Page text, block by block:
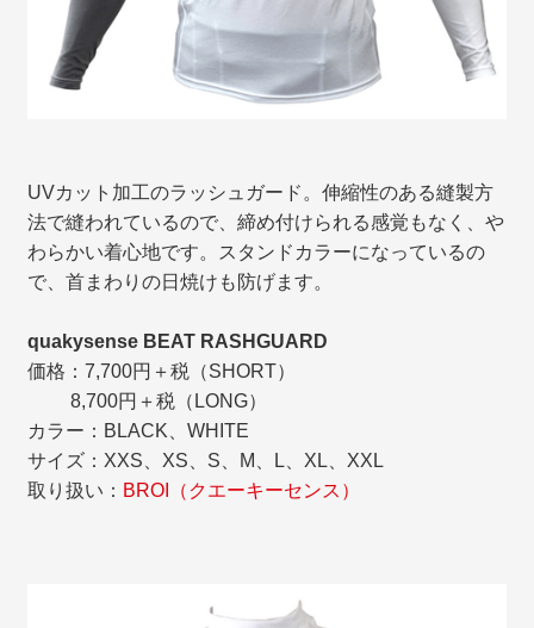
UVカット加工のラッシュガード。伸縮性のある縫製方
法で縫われているので、締め付けられる感覚もなく、や
わらかい着心地です。スタンドカラーになっているの
で、首まわりの日焼けも防げます。
quakysense BEAT RASHGUARD
価格：7,700円＋税（SHORT）
8,700円＋税（LONG）
カラー：BLACK、WHITE
サイズ：XXS、XS、S、M、L、XL、XXL
取り扱い： BROI（クエーキーセンス）